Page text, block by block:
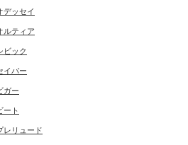
デッセイ
ルティア
ビック
イバー
ガー
ート
レリュード